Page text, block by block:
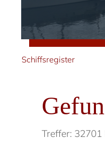
Schiffsregister
Treffer: